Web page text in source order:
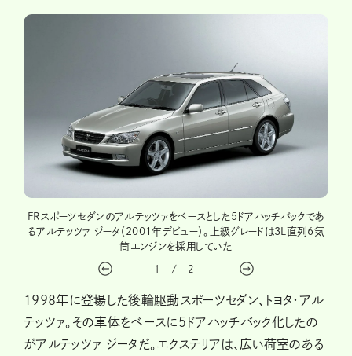
FRスポーツセダンのアルテッツァをベースとした5ドアハッチバックであ
るアルテッツァ ジータ（2001年デビュー）。上級グレードは3L直列6気
筒エンジンを採用していた
1 / 2
1998年に登場した後輪駆動スポーツセダン、トヨタ・アル
テッツァ。その車体をベースに5ドアハッチバック化したの
がアルテッツァ ジータだ。エクステリアは、広い荷室のある